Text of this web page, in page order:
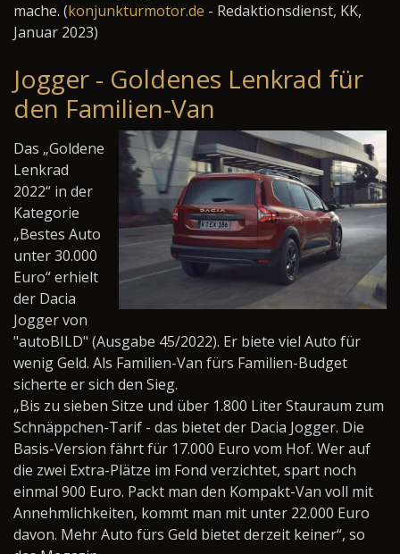
mache. (konjunkturmotor.de - Redaktionsdienst, KK,
Januar 2023)
Jogger - Goldenes Lenkrad für
den Familien-Van
Das „Goldene
Lenkrad
2022“ in der
Kategorie
„Bestes Auto
unter 30.000
Euro“ erhielt
der Dacia
Jogger von
"autoBILD" (Ausgabe 45/2022). Er biete viel Auto für
wenig Geld. Als Familien-Van fürs Familien-Budget
sicherte er sich den Sieg.
„Bis zu sieben Sitze und über 1.800 Liter Stauraum zum
Schnäppchen-Tarif - das bietet der Dacia Jogger. Die
Basis-Version fährt für 17.000 Euro vom Hof. Wer auf
die zwei Extra-Plätze im Fond verzichtet, spart noch
einmal 900 Euro. Packt man den Kompakt-Van voll mit
Annehmlichkeiten, kommt man mit unter 22.000 Euro
davon. Mehr Auto fürs Geld bietet derzeit keiner“, so